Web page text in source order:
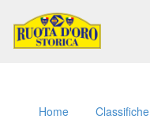
Home Classifiche